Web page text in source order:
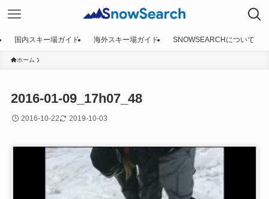
国内スキー場ガイド 海外スキー場ガイド SNOWSEARCHについて
ホーム
2016-01-09_17h07_48
2016-10-22 2019-10-03